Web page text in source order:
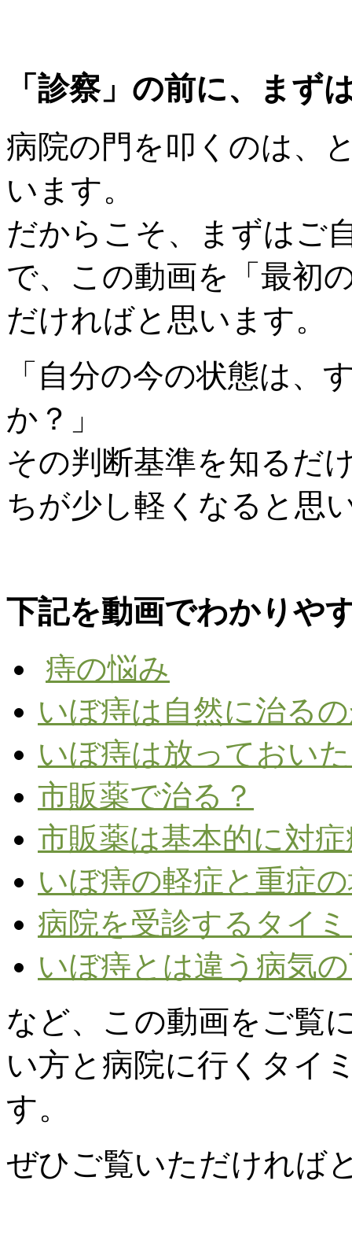
「診察」の前に、まず
病院の門を叩くのは、
います。
だからこそ、まずはご
で、この動画を「最初
だければと思います。
「自分の今の状態は、
か？」
その判断基準を知るだ
ちが少し軽くなると思
下記を動画でわかりや
痔の悩み
いぼ痔は自然に治る
いぼ痔は放っておい
市販薬で治る？
市販薬は基本的に対
いぼ痔の軽症と重症
病院を受診するタイ
いぼ痔とは違う病気
など、この動画をご覧
い方と病院に行くタイ
す。
ぜひご覧いただければ